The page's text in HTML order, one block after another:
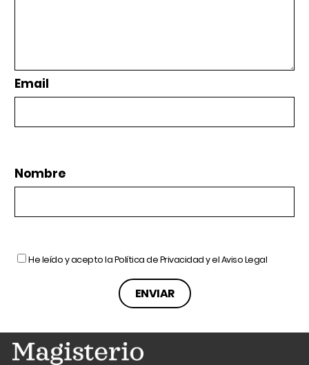
Email
Nombre
He leído y acepto laPolítica de Privacidady elAviso Legal